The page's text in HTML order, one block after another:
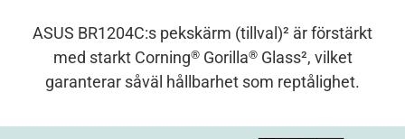
ASUS BR1204C:s pekskärm (tillval)2 är förstärkt
med starkt Corning®Gorilla®Glass2, vilket
garanterar såväl hållbarhet som reptålighet.